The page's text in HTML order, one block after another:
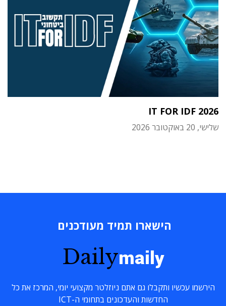
IT FOR IDF 2026
שלישי, 20 באוקטובר 2026
הישארו תמיד מעודכנים
Dailymaily
הירשמו עכשיו ותקבלו גם אתם ניוזלטר מקצועי יומי, המרכז את כל
החדשות והעדכונים בתחומי ה-ICT